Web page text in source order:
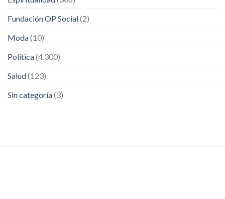
Fundación OP Social(2)
Moda(10)
Política(4.300)
Salud(123)
Sin categoría(3)